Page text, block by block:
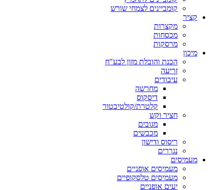
קומביינים לצמחי שורש
קציר
מקצרות
מכסחות
מרסקות
מיכון
הכנת והובלת מזון לבע"ח
זריעה
עיבודים
מחרשה
דיסקוס
קלטרת/קולטיבטור
חציר וקש
מגובים
מכבשים
ריסוס ודישון
נגררים
מעמיסים
מעמיסים אופניים
מעמיסים טלסקופיים
יעים אופניים